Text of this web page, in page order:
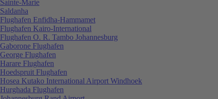
Sainte-Marie
Saldanha
Flughafen Enfidha-Hammamet
Flughafen Kairo-International
Flughafen O. R. Tambo Johannesburg
Gaborone Flughafen
George Flughafen
Harare Flughafen
Hoedspruit Flughafen
Hosea Kutako International Airport Windhoek
Hurghada Flughafen